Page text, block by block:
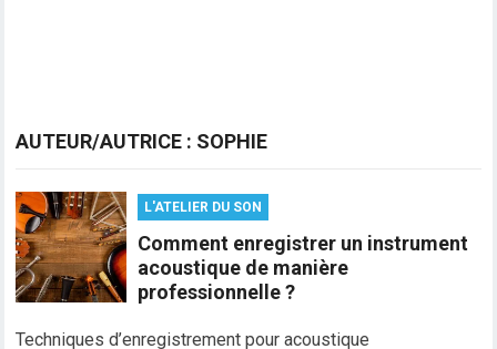
AUTEUR/AUTRICE : SOPHIE
L'ATELIER DU SON
Comment enregistrer un instrument
acoustique de manière
professionnelle ?
Techniques d’enregistrement pour acoustique